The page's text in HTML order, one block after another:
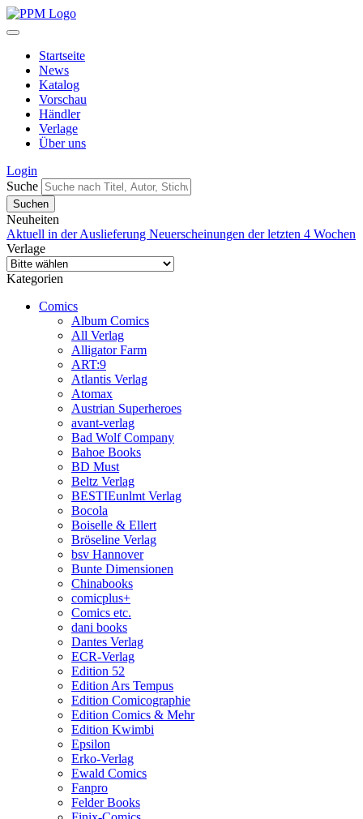
Startseite
News
Katalog
Vorschau
Händler
Verlage
Über uns
Login
Suche
Neuheiten
Aktuell in der Auslieferung Neuerscheinungen der letzten 4 Wochen
Verlage
Kategorien
Comics
Album Comics
All Verlag
Alligator Farm
ART:9
Atlantis Verlag
Atomax
Austrian Superheroes
avant-verlag
Bad Wolf Company
Bahoe Books
BD Must
Beltz Verlag
BESTIEunlmt Verlag
Bocola
Boiselle & Ellert
Bröseline Verlag
bsv Hannover
Bunte Dimensionen
Chinabooks
comicplus+
Comics etc.
dani books
Dantes Verlag
ECR-Verlag
Edition 52
Edition Ars Tempus
Edition Comicographie
Edition Comics & Mehr
Edition Kwimbi
Epsilon
Erko-Verlag
Ewald Comics
Fanpro
Felder Books